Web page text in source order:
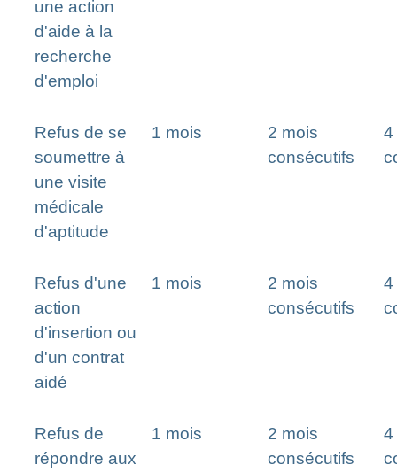
une action
d'aide à la
recherche
d'emploi
Refus de se
soumettre à
une visite
médicale
d'aptitude
1 mois
2 mois
consécutifs
4
Refus d'une
action
d'insertion ou
d'un contrat
aidé
1 mois
2 mois
consécutifs
4
Refus de
répondre aux
1 mois
2 mois
consécutifs
4